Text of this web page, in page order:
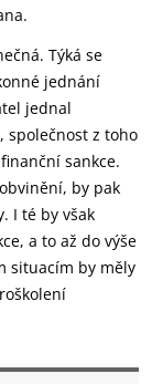
Týká se
jednání
jednal
společnost z toho
sankce.
by pak
I té by však
a to až do výše
situacím by měly